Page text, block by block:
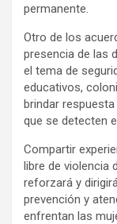
permanente.
Otro de los
presencia de las
el tema de
educativos,
brindar
que se detecten
Compartir
libre de violencia
reforzará y
prevención y
enfrentan las